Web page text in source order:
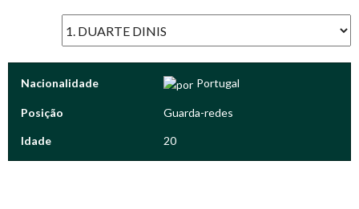
Nacionalidade Portugal
Posição Guarda-redes
Idade 20